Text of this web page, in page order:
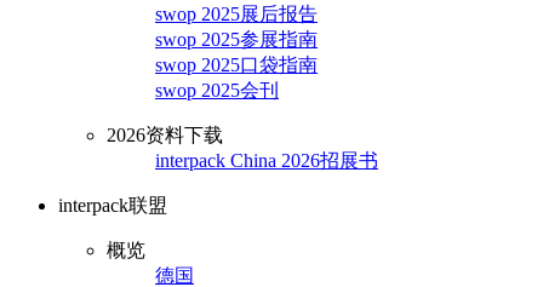
swop 2025展后报告
swop 2025参展指南
swop 2025口袋指南
swop 2025会刊
2026资料下载
interpack China 2026招展书
interpack联盟
概览
德国